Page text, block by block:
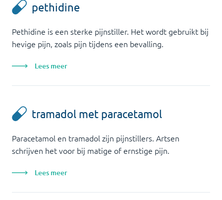
pethidine
Pethidine is een sterke pijnstiller. Het wordt gebruikt bij
hevige pijn, zoals pijn tijdens een bevalling.
Lees meer
tramadol met paracetamol
Paracetamol en tramadol zijn pijnstillers. Artsen
schrijven het voor bij matige of ernstige pijn.
Lees meer